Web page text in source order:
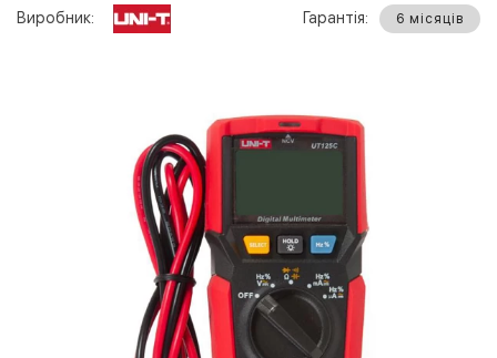
Виробник:
Гарантія: 6 місяців